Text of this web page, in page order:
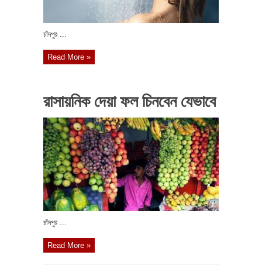
চাঁদপুর ...
Read More »
রাসায়নিক দেয়া ফল চিনবেন যেভাবে
চাঁদপুর ...
Read More »